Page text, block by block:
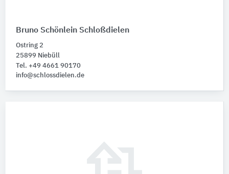
Bruno Schönlein Schloßdielen
Ostring 2
25899 Niebüll
Tel. +49 4661 90170
info@schlossdielen.de